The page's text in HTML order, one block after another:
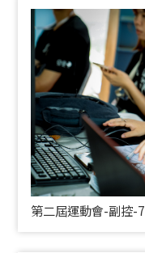
第二屆運動會-副控-7